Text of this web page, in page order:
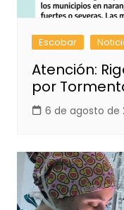
Escobar
Atención:
por
6 de agosto de